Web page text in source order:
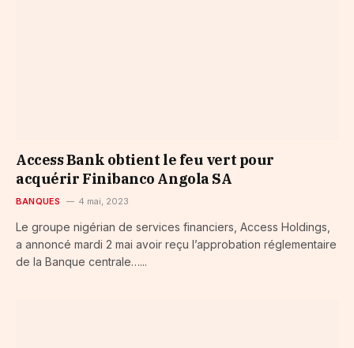
Access Bank obtient le feu vert pour
acquérir Finibanco Angola SA
BANQUES 4 mai, 2023
Le groupe nigérian de services financiers, Access Holdings,
a annoncé mardi 2 mai avoir reçu l’approbation réglementaire
de la Banque centrale…...